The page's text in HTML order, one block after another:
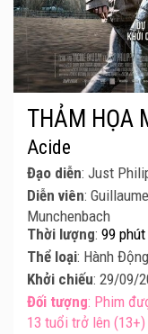
THẢM HỌA
Acide
Đạo diễn: Just
Diễn viên:
Munchenbach
Thời lượng: 99 phút
Thể loại: Hành
Khởi chiếu: 29/09/
Đối tượng: Phim
13 tuổi trở lên (13+)